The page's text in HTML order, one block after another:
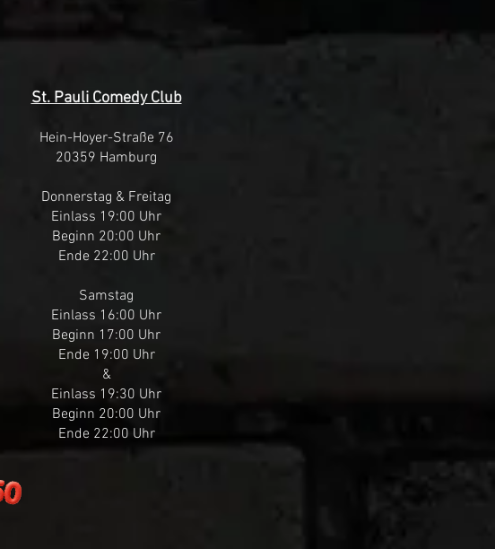
St. Pauli Comedy Club
Hein-Hoyer-Straße 76
20359 Hamburg
Donnerstag & Freitag
Einlass 19:00 Uhr
Beginn 20:00 Uhr
Ende 22:00 Uhr
Samstag
Einlass 16:00 Uhr
Beginn 17:00 Uhr
Ende 19:00 Uhr
&
Einlass 19:30 Uhr
Beginn 20:00 Uhr
Ende 22:00 Uhr